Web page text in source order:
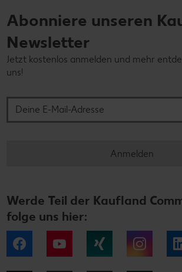
Abonniere unseren
Newsletter
Jetzt kostenlos anmelden und mehr
uns!
Anmelden
Werde Teil der Kaufland
folge uns hier:
Facebook YouTube